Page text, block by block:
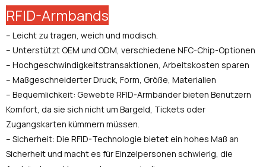
RFID-Armbands
– Leicht zu tragen, weich und modisch.
– Unterstützt OEM und ODM, verschiedene NFC-Chip-Optionen
– Hochgeschwindigkeitstransaktionen, Arbeitskosten sparen
– Maßgeschneiderter Druck, Form, Größe, Materialien
– Bequemlichkeit: Gewebte RFID-Armbänder bieten Benutzern
Komfort, da sie sich nicht um Bargeld, Tickets oder
Zugangskarten kümmern müssen.
– Sicherheit: Die RFID-Technologie bietet ein hohes Maß an
Sicherheit und macht es für Einzelpersonen schwierig, die